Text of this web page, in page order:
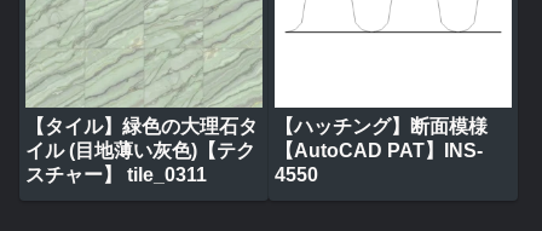
【タイル】緑色の大理石タ
イル (目地薄い灰色)【テク
スチャー】 tile_0311
【ハッチング】断面模様
【AutoCAD PAT】INS-
4550